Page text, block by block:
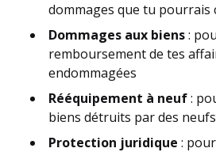
dommages que tu pourrais
Dommages aux biens:
remboursement de tes
endommagées
Rééquipement à neuf:
biens détruits par des neufs
Protection juridique :